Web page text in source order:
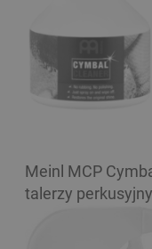
Meinl MCP
talerzy